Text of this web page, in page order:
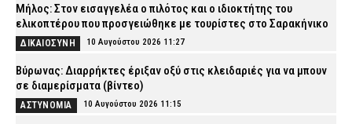
Μήλος: Στον εισαγγελέα ο πιλότος και ο ιδιοκτήτης του
ελικοπτέρου που προσγειώθηκε με τουρίστες στο Σαρακήνικο
ΔΙΚΑΙΟΣΥΝΗ 10 Αυγούστου 2026 11:27
Βύρωνας: Διαρρήκτες έριξαν οξύ στις κλειδαριές για να μπουν
σε διαμερίσματα (βίντεο)
ΑΣΤΥΝΟΜΙΑ 10 Αυγούστου 2026 11:15